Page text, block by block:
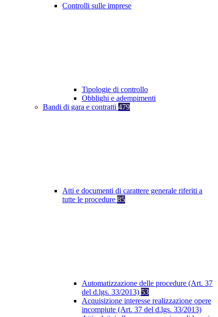
Controlli sulle imprese
Tipologie di controllo
Obblighi e adempimenti
Bandi di gara e contratti 479
Atti e documenti di carattere generale riferiti a
tutte le procedure 85
Automatizzazione delle procedure (Art. 37
del d.lgs. 33/2013) 53
Acquisizione interesse realizzazione opere
incompiute (Art. 37 del d.lgs. 33/2013)